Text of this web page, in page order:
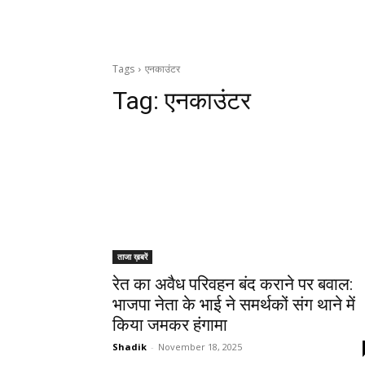
Tags एनकाउंटर
Tag:एनकाउंटर
ताजा ख़बरें
रेत का अवैध परिवहन बंद कराने पर बवाल:
भाजपा नेता के भाई ने समर्थकों संग थाने में
किया जमकर हंगामा
Shadik - November 18, 2025